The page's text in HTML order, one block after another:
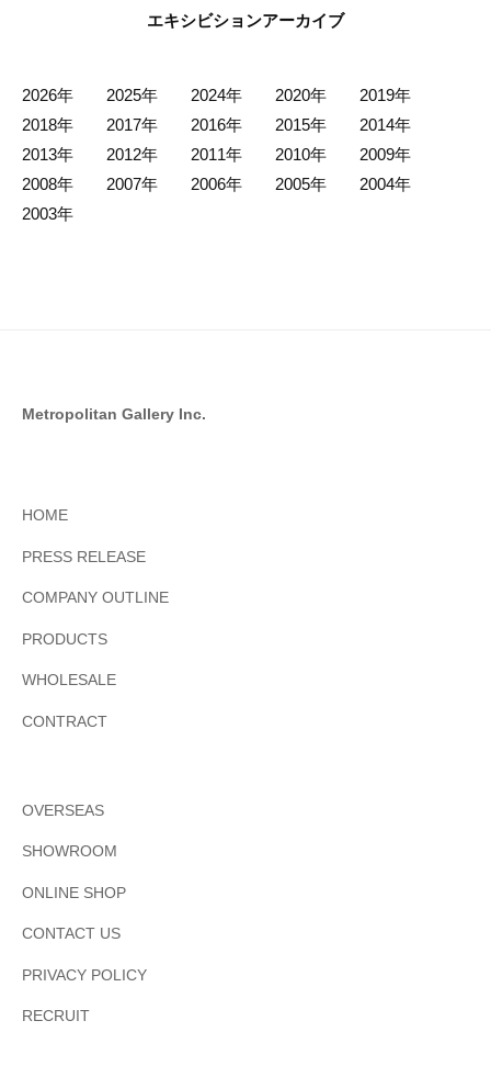
エキシビションアーカイブ
2026年 2025年 2024年 2020年
2019年
2018年
2017年 2016年 2015年
2014年
2013年
2012年 2011年 2010年
2009年
2008年
2007年 2006年 2005年
2004年
2003年
Metropolitan Gallery Inc.
HOME
PRESS RELEASE
COMPANY OUTLINE
PRODUCTS
WHOLESALE
CONTRACT
OVERSEAS
SHOWROOM
ONLINE SHOP
CONTACT US
PRIVACY POLICY
RECRUIT